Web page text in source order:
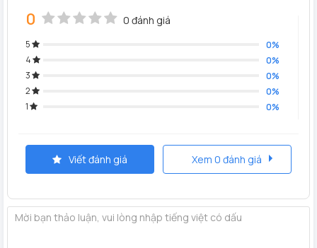
Pin(mAh):
Hộp bụi(ml):
Hộp nước(ml):
Tường ảo: Không
Nhận diện thảm:Không
Công suất(W):30
Lau nhà:Có
0 0 đánh giá
5
0%
4
0%
3
0%
2
0%
1
0%
Viết đánh giá Xem 0 đánh giá